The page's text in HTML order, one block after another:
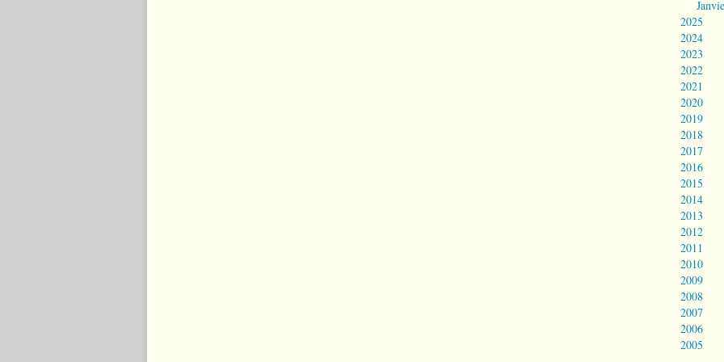
2025
2024
2023
2022
2021
2020
2019
2018
2017
2016
2015
2014
2013
2012
2011
2010
2009
2008
2007
2006
2005